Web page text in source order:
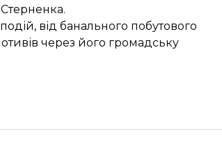
від банального побутового
через його громадську